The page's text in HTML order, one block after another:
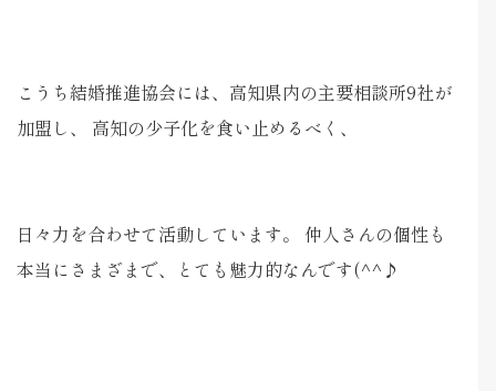
こうち結婚推進協会には、高知県内の主要相談所9社が
加盟し、 高知の少子化を食い止めるべく、
日々力を合わせて活動しています。 仲人さんの個性も
本当にさまざまで、とても魅力的なんです(^^♪